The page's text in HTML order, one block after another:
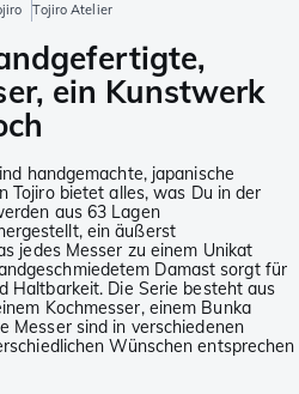
Tojiro Atelier
ein Kunstwerk
handgemachte, japanische
Tojiro bietet alles, was Du in der
aus 63 Lagen
ein äußerst
jedes Messer zu einem Unikat
Damast sorgt für
Haltbarkeit. Die Serie besteht aus
Kochmesser, einem Bunka
Messer sind in verschiedenen
Wünschen entsprechen